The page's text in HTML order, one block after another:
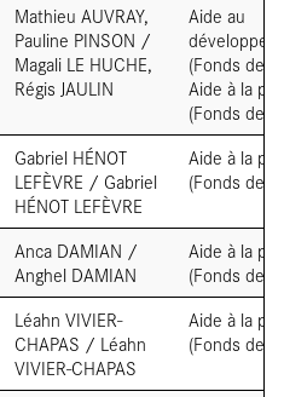
Mathieu AUVRAY,
Pauline PINSON /
Magali LE HUCHE,
Régis JAULIN
Aide au
(Fonds de
Aide à la
(Fonds de
Gabriel HÉNOT
LEFÈVRE / Gabriel
HÉNOT LEFÈVRE
Aide à la
(Fonds de
Anca DAMIAN /
Anghel DAMIAN
Aide à la
(Fonds de
Léahn VIVIER-
CHAPAS / Léahn
VIVIER-CHAPAS
Aide à la
(Fonds de